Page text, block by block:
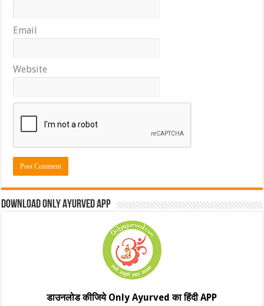
Email
Website
Download Only Ayurved App
डाउनलोड कीजिये Only Ayurved का हिंदी APP